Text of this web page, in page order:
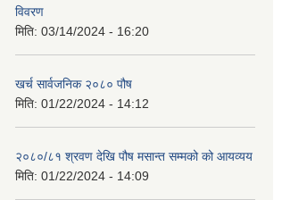
विवरण
मिति: 03/14/2024 - 16:20
खर्च सार्वजनिक २०८० पौष
मिति: 01/22/2024 - 14:12
२०८०/८१ श्रवण देखि पौष मसान्त सम्मको को आयव्यय
मिति: 01/22/2024 - 14:09